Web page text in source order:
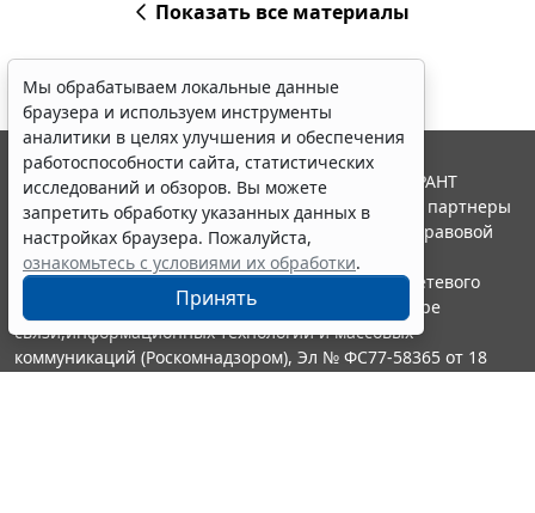
Показать все материалы
Мы обрабатываем локальные данные
браузера и используем инструменты
аналитики в целях улучшения и обеспечения
работоспособности сайта, статистических
исследований и обзоров. Вы можете
запретить обработку указанных данных в
настройках браузера. Пожалуйста,
ознакомьтесь с условиями их обработки.
Принять
© ООО "НПП "ГАРАНТ-СЕРВИС", 2026. Система ГАРАНТ
выпускается с 1990 года. Компания "Гарант" и ее партнеры
являются участниками Российской ассоциации правовой
информации ГАРАНТ.
Портал ГАРАНТ.РУ зарегистрирован в качестве сетевого
издания Федеральной службой по надзору в сфере
связи,информационных технологий и массовых
коммуникаций (Роскомнадзором), Эл № ФС77-58365 от 18